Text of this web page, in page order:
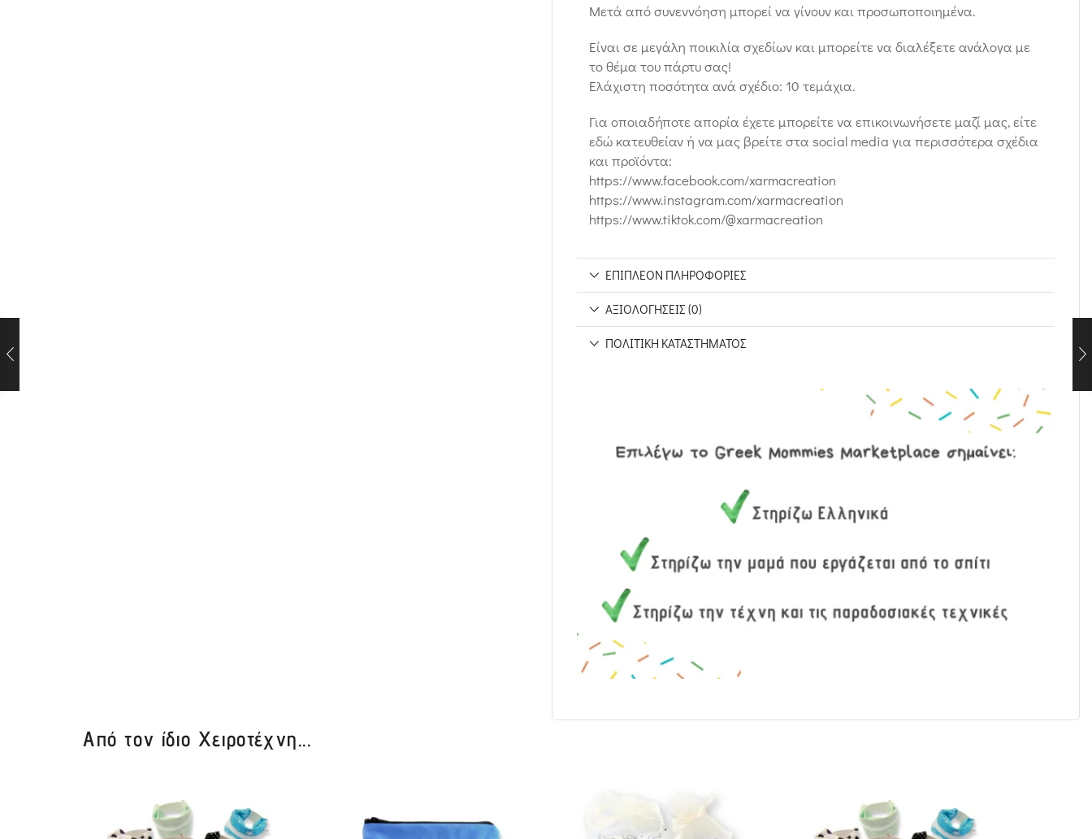
Μετά από συνεννόηση μπορεί να γίνουν και προσωποποιημένα.
Είναι σε μεγάλη ποικιλία σχεδίων και μπορείτε να διαλέξετε ανάλογα με
το θέμα του πάρτυ σας!
Ελάχιστη ποσότητα ανά σχέδιο: 10 τεμάχια.
Για οποιαδήποτε απορία έχετε μπορείτε να επικοινωνήσετε μαζί μας, είτε
εδώ κατευθείαν ή να μας βρείτε στα social media για περισσότερα σχέδια
και προϊόντα:
https://www.facebook.com/xarmacreation
https://www.instagram.com/xarmacreation
https://www.tiktok.com/@xarmacreation
ΕΠΙΠΛΈΟΝ ΠΛΗΡΟΦΟΡΊΕΣ
ΑΞΙΟΛΟΓΉΣΕΙΣ (0)
ΠΟΛΙΤΙΚΉ ΚΑΤΑΣΤΉΜΑΤΟΣ
Από τον ίδιο Χειροτέχνη...